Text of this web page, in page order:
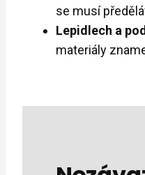
se musí
Lepidlech a
materiály